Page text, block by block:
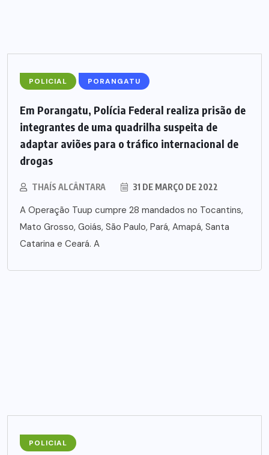
POLICIAL PORANGATU
Em Porangatu, Polícia Federal realiza prisão de
integrantes de uma quadrilha suspeita de
adaptar aviões para o tráfico internacional de
drogas
THAÍS ALCÂNTARA 31 DE MARÇO DE 2022
A Operação Tuup cumpre 28 mandados no Tocantins,
Mato Grosso, Goiás, São Paulo, Pará, Amapá, Santa
Catarina e Ceará. A
POLICIAL